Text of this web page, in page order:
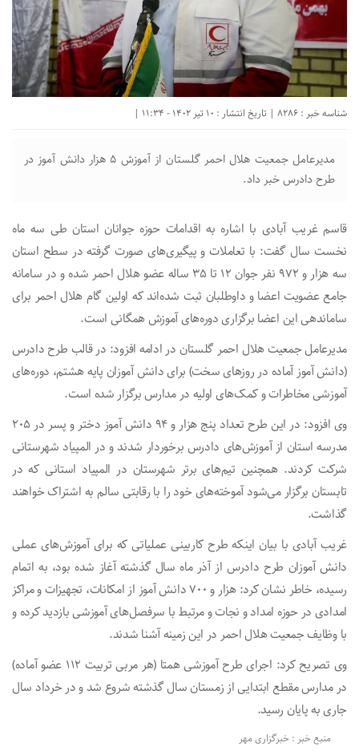
شناسه خبر : 8286 | تاریخ انتشار : 10 تیر 1402 - 11:34 |
مدیرعامل جمعیت هلال احمر گلستان از آموزش ۵ هزار دانش آموز در
طرح دادرس خبر داد.
قاسم غریب آبادی با اشاره به اقدامات حوزه جوانان استان طی سه ماه
نخست سال گفت: با تعاملات و پیگیری‌های صورت گرفته در سطح استان
سه هزار و ۹۷۲ نفر جوان ۱۲ تا ۳۵ ساله عضو هلال احمر شده و در سامانه
جامع عضویت اعضا و داوطلبان ثبت شده‌اند که اولین گام هلال احمر برای
ساماندهی این اعضا برگزاری دوره‌های آموزش همگانی است.
مدیرعامل جمعیت هلال احمر گلستان در ادامه افزود: در قالب طرح دادرس
(دانش آموز آماده در روزهای سخت) برای دانش آموزان پایه هشتم، دوره‌های
آموزشی مخاطرات و کمک‌های اولیه در مدارس برگزار شده است.
وی افزود: در این طرح تعداد پنج هزار و ۹۴ دانش آموز دختر و پسر در ۲۰۵
مدرسه استان از آموزش‌های دادرس برخوردار شدند و در المپیاد شهرستانی
شرکت کردند. همچنین تیم‌های برتر شهرستان در المپیاد استانی که در
تابستان برگزار می‌شود آموخته‌های خود را با رقابتی سالم به اشتراک خواهند
گذاشت.
غریب آبادی با بیان اینکه طرح کاربینی عملیاتی که برای آموزش‌های عملی
دانش آموزان طرح دادرس از آذر ماه سال گذشته آغاز شده بود، به اتمام
رسیده، خاطر نشان کرد: هزار و ۷۰۰ دانش آموز از امکانات، تجهیزات و مراکز
امدادی در حوزه امداد و نجات و مرتبط با سرفصل‌های آموزشی بازدید کرده و
با وظایف جمعیت هلال احمر در این زمینه آشنا شدند.
وی تصریح کرد: اجرای طرح آموزشی همتا (هر مربی تربیت ۱۱۲ عضو آماده)
در مدارس مقطع ابتدایی از زمستان سال گذشته شروع شد و در خرداد سال
جاری به پایان رسید.
منبع خبر : خبرگزاری مهر